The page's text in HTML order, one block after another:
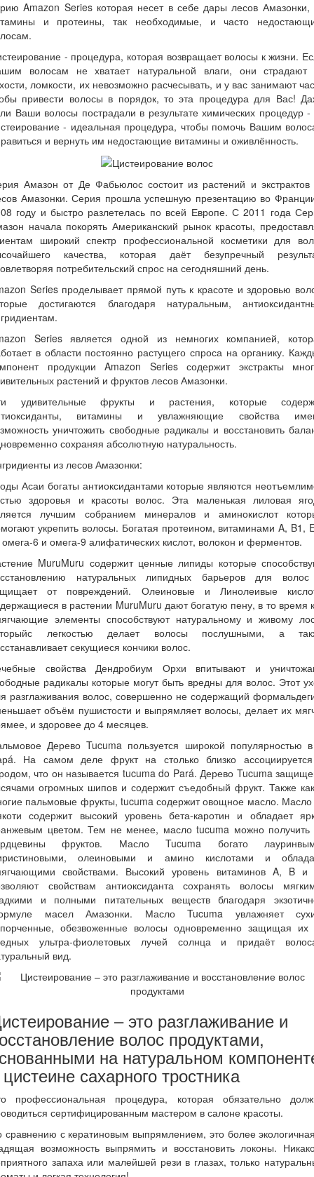
Amazon Series которая несет в себе дары лесов Амазонки,
и протеины, так необходимые, и часто
- процедура, которая возвращает волосы к жизни.
волосам не хватает натуральной влаги, они страдают
ломкости, их невозможно расчесывать, и у вас занимают
привести волосы в порядок, то эта процедура для Вас!
Ваши волосы пострадали в результате химических процедур -
- идеальная процедура, чтобы помочь Вашим
и вернуть им недостающие витамины и оживлённость.
Амазон от Де Фабьюлос состоит из растений и экстрактов
Амазонки. Серия прошла успешную презентацию во
году и быстро разлетелась по всей Европе. С 2011 года
начала покорять Американский рынок красоты,
широкий спектр профессиональной косметики для
качества, которая даёт безупречный
потребительский спрос на сегодняшний день.
Series проделывает прямой путь к красоте и здоровью
достигаются благодаря натуральным,
Series является одной из немногих компанией,
в области постоянно растущего спроса на органику.
продукции Amazon Series содержит экстракты
растений и фруктов лесов Амазонки.
удивительные фрукты и растения, которые
витамины и увлажняющие свойства
уничтожить свободные радикалы и восстановить
сохраняя абсолютную натуральность.
из лесов Амазонки:
Асаи богаты антиоксидантами которые являются
здоровья и красоты волос. Эта маленькая лиловая
лучшим собранием минералов и аминокислот
укрепить волосы. Богатая протеином, витаминами A, B1,
6 и омега-9 алифатических кислот, волокон и ферментов.
MuruMuru содержит ценные липиды которые
натуральных липидных барьеров для
от повреждений. Олеиновые и Линолеивые
в растении MuruMuru дают богатую пену, в то время
элементы способствуют натуральному и живому
легкостью делает волосы послушными, а
секущиеся кончики волос.
свойства Дендробиум Орхи впитывают и
радикалы которые могут быть вредны для волос. Этот
разглаживания волос, совершенно не содержащий
объём пушистости и выпрямляет волосы, делает их
и здоровее до 4 месяцев.
Дерево Tucuma пользуется широкой популярностью
На самом деле фрукт на столько близко
что он называется tucuma do Pará. Дерево Tucuma
огромных шипов и содержит съедобный фрукт. Также
пальмовые фрукты, tucuma содержит овощное масло. Масло
содержит высокий уровень бета-каротин и обладает
цветом. Тем не менее, масло tucuma можно получить
фруктов. Масло Tucuma богато
олеиновыми и амино кислотами и
свойствами. Высокий уровень витаминов A, B
свойствам антиоксиданта сохранять волосы
и полными питательных веществ благодаря
масел Амазонки. Масло Tucuma увлажняет
обезвоженные волосы одновременно защищая их
ультра-фиолетовых лучей солнца и придаёт
вид.
– это разглаживание и
волос продуктами,
на натуральном
сахарного тростника
профессиональная процедура, которая обязательно
сертифицированным мастером в салоне красоты.
сравнению с кератиновым выпрямлением, это более
возможность выпрямить и восстановить локоны.
запаха или малейшей рези в глазах, только